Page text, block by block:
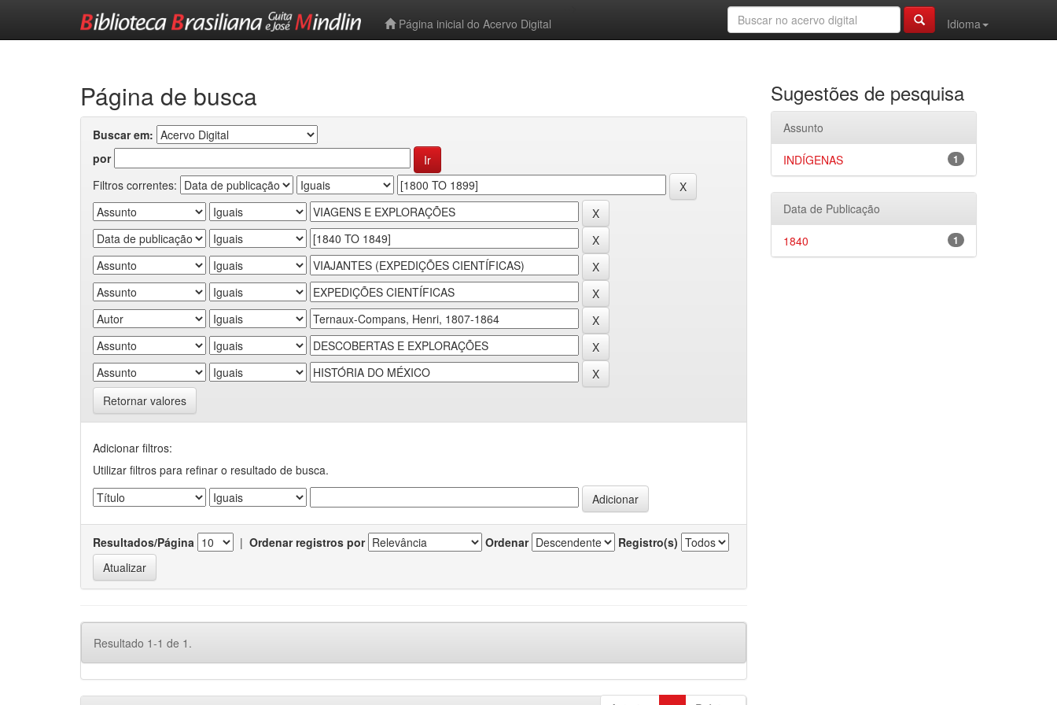
Página inicial do Acervo Digital
Idioma
Página de busca
Buscar em:
por
Filtros correntes:
Retornar valores
Adicionar filtros:
Utilizar filtros para refinar o resultado de busca.
Resultados/Página | Ordenar registros por Ordenar Registro(s)
Resultado 1-1 de 1.
Sugestões de pesquisa
Assunto
1
INDÍGENAS
Data de Publicação
1
1840